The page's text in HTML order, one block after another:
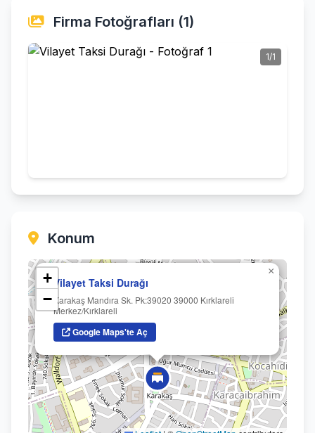
Firma Fotoğrafları (1)
1/1
Konum
Vilayet Taksi Durağı
Karakaş Mandıra Sk. Pk:39020 39000 Kırklareli
Merkez/Kırklareli
Google Maps'te Aç
×
+
−